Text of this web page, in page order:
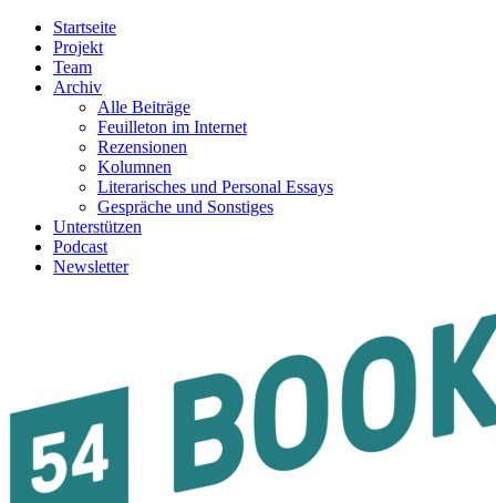
Startseite
Projekt
Team
Archiv
Alle Beiträge
Feuilleton im Internet
Rezensionen
Kolumnen
Literarisches und Personal Essays
Gespräche und Sonstiges
Unterstützen
Podcast
Newsletter